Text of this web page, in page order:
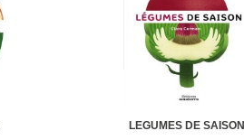
LEGUMES DE SAISON